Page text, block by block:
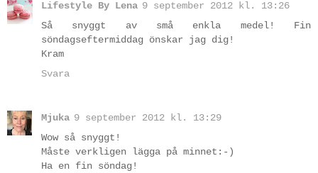
Lifestyle By Lena 9 september 2012 kl. 13:26
Så snyggt av små enkla medel! Fin
söndagseftermiddag önskar jag dig!
Kram
Svara
Mjuka 9 september 2012 kl. 13:29
Wow så snyggt!
Måste verkligen lägga på minnet:-)
Ha en fin söndag!